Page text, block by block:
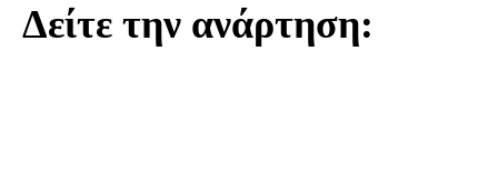
Δείτε την ανάρτηση: